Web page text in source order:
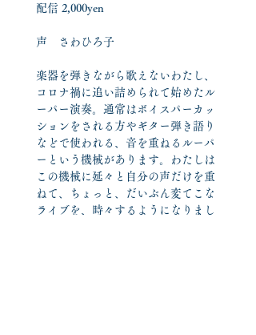
配信 2,000yen
声　さわひろ子
楽器を弾きながら歌えないわたし、
コロナ禍に追い詰められて始めたル
ーパー演奏。通常はボイスパーカッ
ションをされる方やギター弾き語り
などで使われる、音を重ねるルーパ
ーという機械があります。わたしは
この機械に延々と自分の声だけを重
ねて、ちょっと、だいぶん変てこな
ライブを、時々するようになりまし